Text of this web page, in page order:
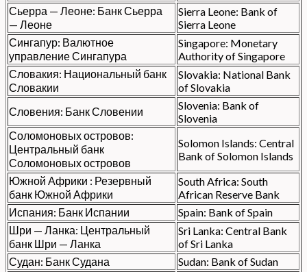
Сьерра — Леоне: Банк Сьерра
— Леоне
Sierra Leone: Bank of
Sierra Leone
Сингапур: Валютное
управление Сингапура
Singapore: Monetary
Authority of Singapore
Словакия: Национальный банк
Словакии
Slovakia: National Bank
of Slovakia
Словения: Банк Словении
Slovenia: Bank of
Slovenia
Соломоновых островов:
Центральный банк
Соломоновых островов
Solomon Islands: Central
Bank of Solomon Islands
Южной Африки : Резервный
банк Южной Африки
South Africa: South
African Reserve Bank
Испания: Банк Испании
Spain: Bank of Spain
Шри — Ланка: Центральный
банк Шри — Ланка
Sri Lanka: Central Bank
of Sri Lanka
Судан: Банк Судана
Sudan: Bank of Sudan